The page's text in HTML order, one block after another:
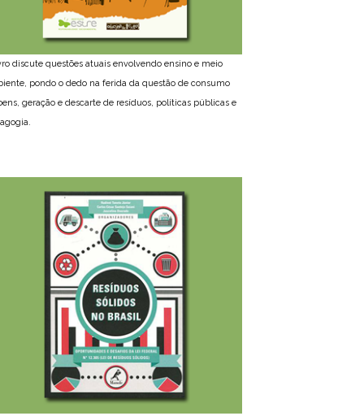
discute questões atuais envolvendo ensino e meio
pondo o dedo na ferida da questão de consumo
geração e descarte de resíduos, políticas públicas e